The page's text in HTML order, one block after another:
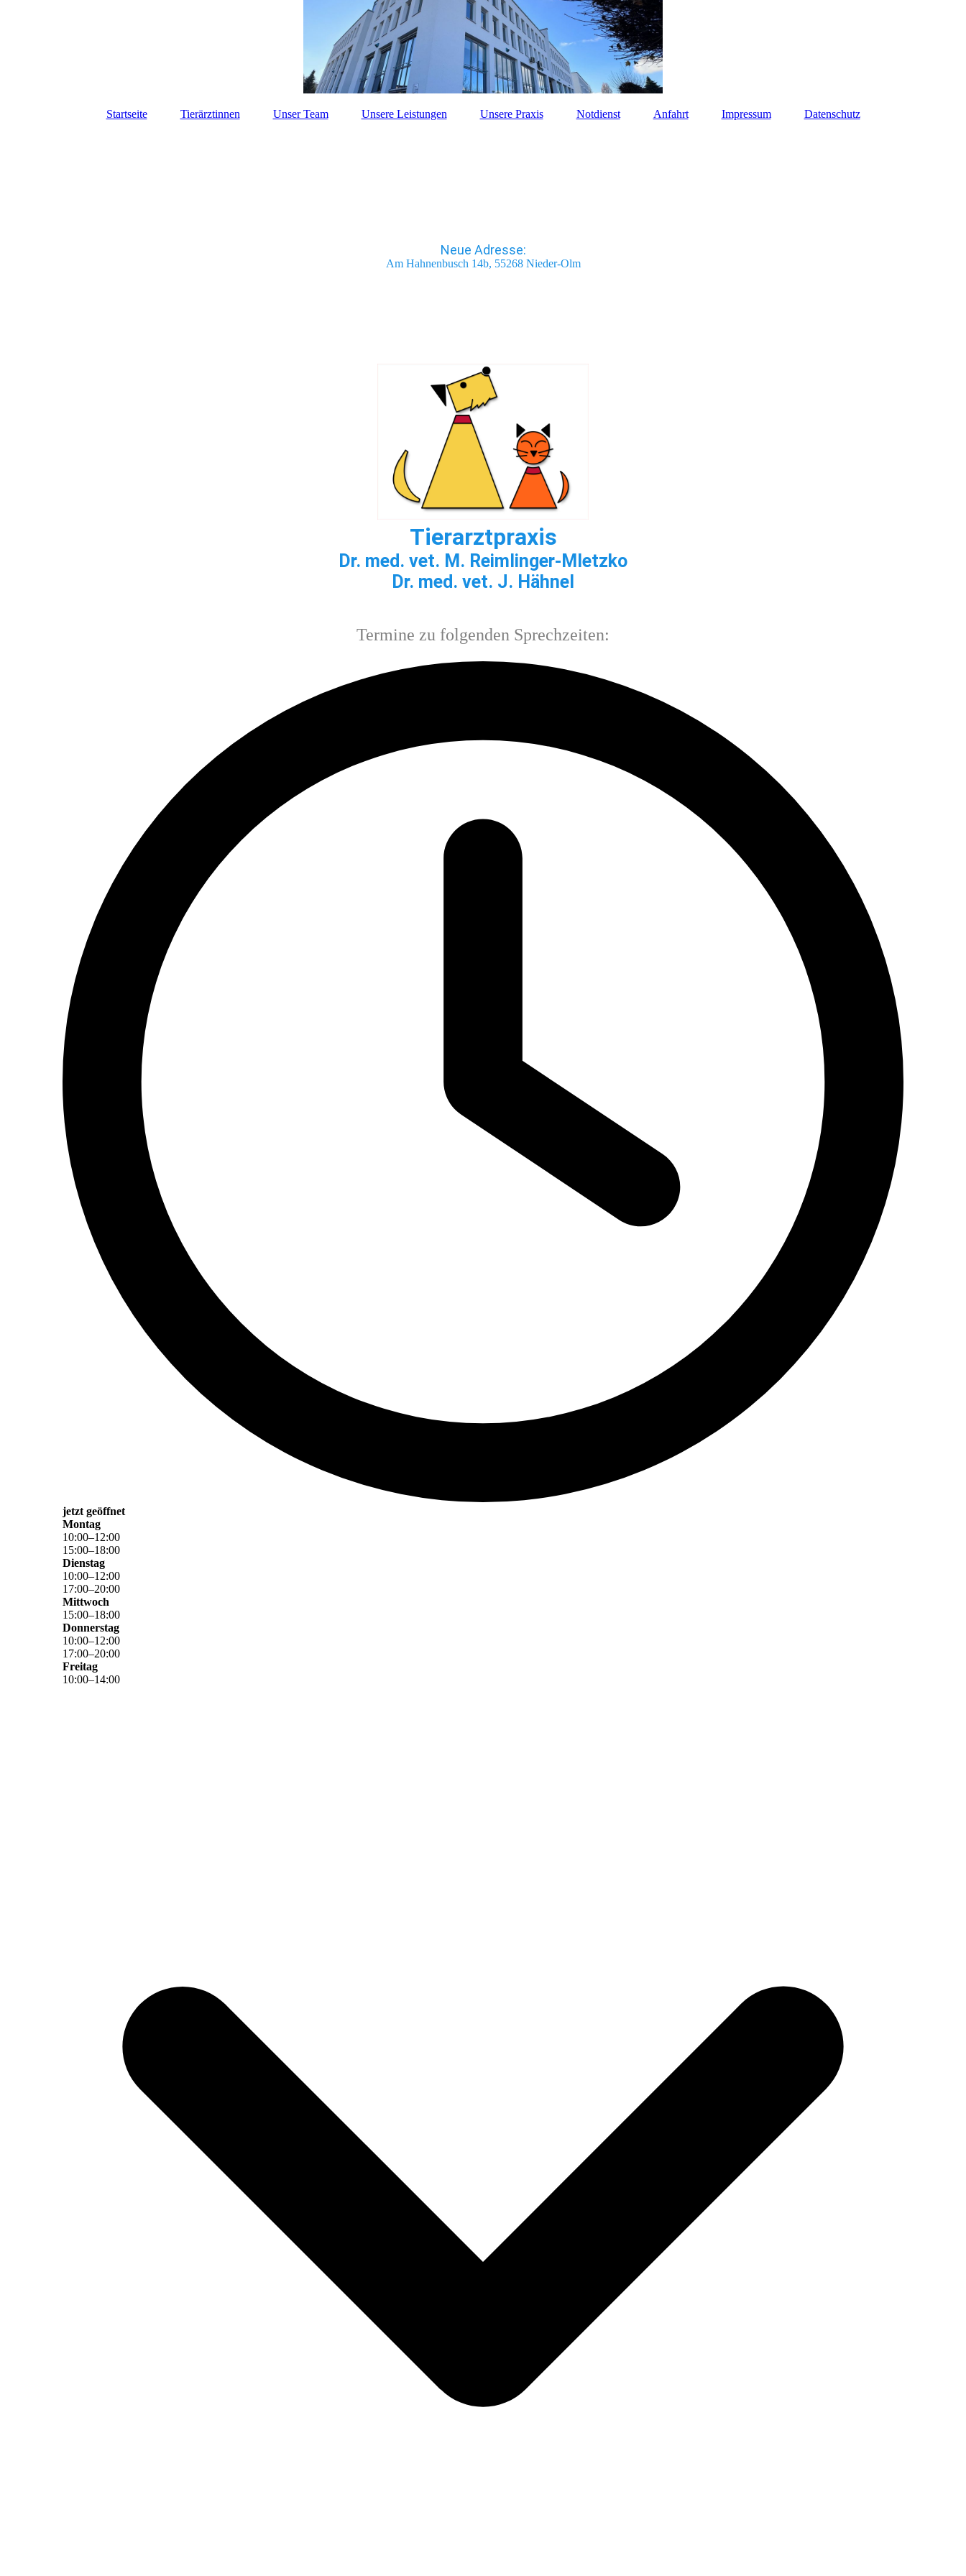
Startseite Tierärztinnen Unser Team Unsere Leistungen Unsere Praxis Notdienst Anfahrt Impressum Datenschutz
Neue Adresse:
Am Hahnenbusch 14b, 55268 Nieder-Olm
Tierarztpraxis
Dr. med. vet. M. Reimlinger-Mletzko
Dr. med. vet. J. Hähnel
Termine zu folgenden Sprechzeiten:
jetzt geöffnet
Montag
10:00–12:00
15:00–18:00
Dienstag
10:00–12:00
17:00–20:00
Mittwoch
15:00–18:00
Donnerstag
10:00–12:00
17:00–20:00
Freitag
10:00–14:00